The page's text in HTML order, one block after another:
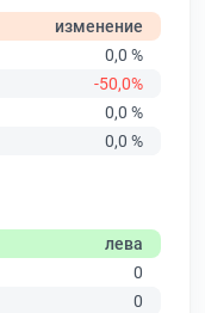
изменение
0,0 %
-50,0%
0,0 %
0,0 %
лева
0
0